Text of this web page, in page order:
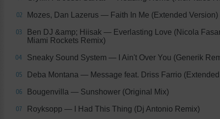
02 Mozes, Dan Lazerus — Faith In Me (Extended Version)
03 Ben DJ &amp; Hiisak — Everlasting Love (Nicola
Miami Rockets Remix)
04 Sneaky Sound System — I Ain't Over You (Generik
05 Deba Montana — Message feat. Driss Farrio
06 Bougenvilla — Sunshower (Original Mix)
07 Royksopp — I Had This Thing (Dj Antonio Remix)